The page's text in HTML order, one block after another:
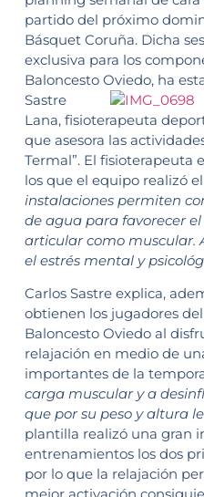
partido del próximo
Básquet Coruña. Dicha
exclusiva para los
Baloncesto Oviedo, ha
Sastre
Lana, fisioterapeuta
que asesora las
Termal”. El fisioterapeuta
los que el equipo realizó
instalaciones permiten
de agua para favorecer
articular como muscular.
el estrés mental y
Carlos Sastre explica,
obtienen los jugadores
Baloncesto Oviedo al
relajación en medio de
importantes de la
carga muscular y a
que por su peso y altura
plantilla realizó una gran
entrenamientos los dos
por lo que la relajación